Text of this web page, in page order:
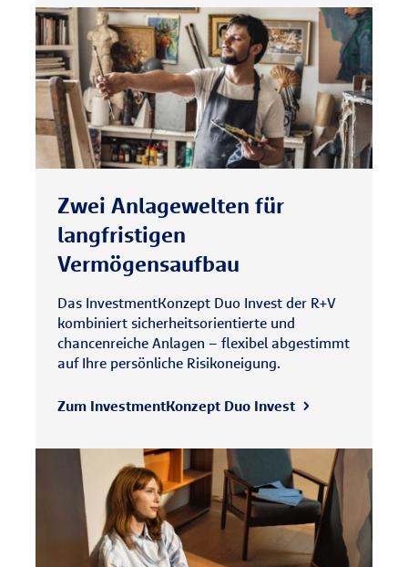
Zwei Anlagewelten für
langfristigen
Vermögensaufbau
Das InvestmentKonzept Duo Invest der R+V
kombiniert sicherheitsorientierte und
chancenreiche Anlagen – flexibel abgestimmt
auf Ihre persönliche Risikoneigung.
Zum InvestmentKonzept Duo Invest